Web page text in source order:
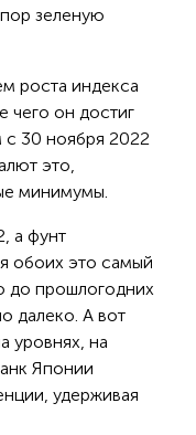
зеленую
роста индекса
чего он достиг
с 30 ноября 2022
это,
минимумы.
а фунт
обоих это самый
до прошлогодних
далеко. А вот
уровнях, на
Японии
удерживая